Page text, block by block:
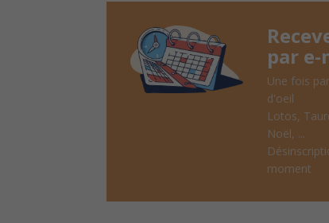
par e-
Une fois
d'oeil
Lotos,
Noël, ...
moment